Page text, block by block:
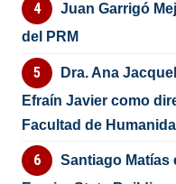
Juan Garrigó
del PRM
Dra. Ana
Efraín Javier como
Facultad de
Santiago Matías